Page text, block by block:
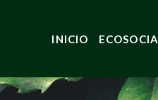
INICIO